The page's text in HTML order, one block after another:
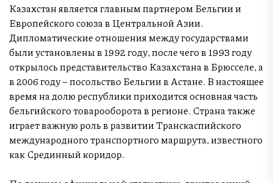
Казахстан является главным партнером Бельгии и
Европейского союза в Центральной Азии.
Дипломатические отношения между государствами
были установлены в 1992 году, после чего в 1993 году
открылось представительство Казахстана в Брюсселе, а
в 2006 году – посольство Бельгии в Астане. В настоящее
время на долю республики приходится основная часть
бельгийского товарооборота в регионе. Страна также
играет важную роль в развитии Транскаспийского
международного транспортного маршрута, известного
как Срединный коридор.